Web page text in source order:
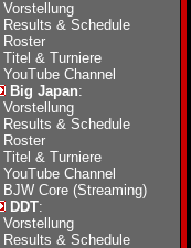
Vorstellung
Results & Schedule
Roster
Titel & Turniere
YouTube Channel
Big Japan:
Vorstellung
Results & Schedule
Roster
Titel & Turniere
YouTube Channel
BJW Core (Streaming)
DDT:
Vorstellung
Results & Schedule